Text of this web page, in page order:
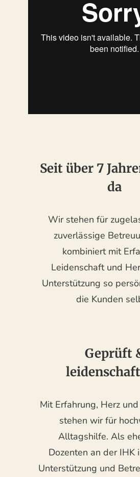
Seit über 7
da
Wir stehen für
zuverlässige
kombiniert mit
Leidenschaft und
Unterstützung so
die Kunden
Geprüft
Mit Erfahrung, Herz
stehen wir für
Alltagshilfe. Als
Dozenten an der IHK
Unterstützung und